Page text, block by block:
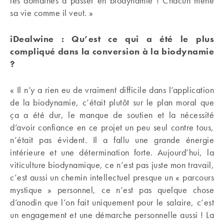
sa vie comme il veut. »
iDealwine : Qu’est ce qui a été le plus
compliqué dans la conversion à la biodynamie
?
« Il n’y a rien eu de vraiment difficile dans l’application
de la biodynamie, c’était plutôt sur le plan moral que
ça a été dur, le manque de soutien et la nécessité
d’avoir confiance en ce projet un peu seul contre tous,
n’était pas évident. Il a fallu une grande énergie
intérieure et une détermination forte. Aujourd’hui, la
viticulture biodynamique, ce n’est pas juste mon travail,
c’est aussi un chemin intellectuel presque un « parcours
mystique » personnel, ce n’est pas quelque chose
d’anodin que l’on fait uniquement pour le salaire, c’est
un engagement et une démarche personnelle aussi ! La